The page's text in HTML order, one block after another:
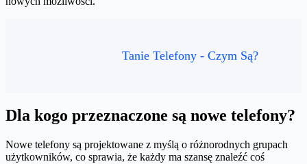
Tanie Telefony - Czym Są?
Dla kogo przeznaczone są nowe telefony?
Nowe telefony są projektowane z myślą o różnorodnych grupach
użytkowników, co sprawia, że każdy ma szansę znaleźć coś